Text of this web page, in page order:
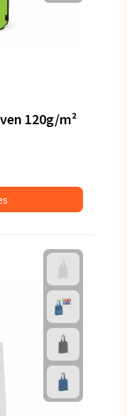
120g/m²